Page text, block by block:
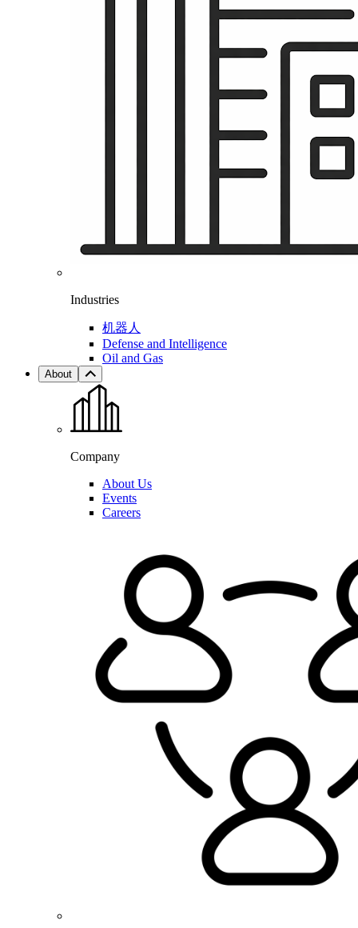
Industries
机器人
Defense and Intelligence
Oil and Gas
About
Company
About Us
Events
Careers